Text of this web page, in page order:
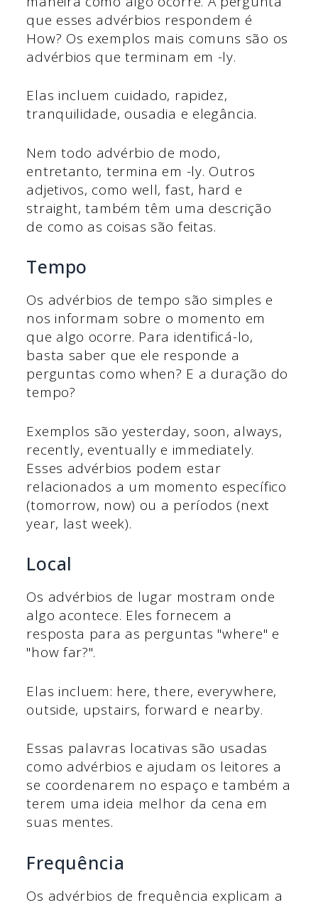
que esses advérbios respondem é
How? Os exemplos mais comuns são os
advérbios que terminam em -ly.
Elas incluem cuidado, rapidez,
tranquilidade, ousadia e elegância.
Nem todo advérbio de modo,
entretanto, termina em -ly. Outros
adjetivos, como well, fast, hard e
straight, também têm uma descrição
de como as coisas são feitas.
Tempo
Os advérbios de tempo são simples e
nos informam sobre o momento em
que algo ocorre. Para identificá-lo,
basta saber que ele responde a
perguntas como when? E a duração do
tempo?
Exemplos são yesterday, soon, always,
recently, eventually e immediately.
Esses advérbios podem estar
relacionados a um momento específico
(tomorrow, now) ou a períodos (next
year, last week).
Local
Os advérbios de lugar mostram onde
algo acontece. Eles fornecem a
resposta para as perguntas "where" e
"how far?".
Elas incluem: here, there, everywhere,
outside, upstairs, forward e nearby.
Essas palavras locativas são usadas
como advérbios e ajudam os leitores a
se coordenarem no espaço e também a
terem uma ideia melhor da cena em
suas mentes.
Frequência
Os advérbios de frequência explicam a